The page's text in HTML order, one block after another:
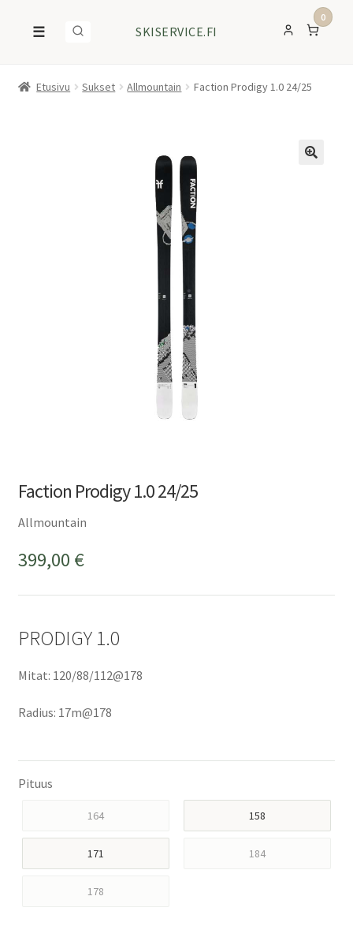
☰ SKISERVICE.FI
0
Etusivu Sukset Allmountain Faction Prodigy 1.0 24/25
Faction Prodigy 1.0 24/25
Allmountain
399,00 €
PRODIGY 1.0
Mitat: 120/88/112@178
Radius: 17m@178
Pituus
164 158
171 184
178